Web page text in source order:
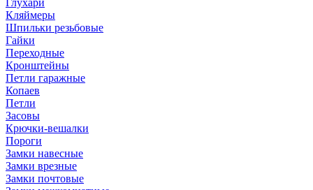
Глухари
Кляймеры
Шпильки резьбовые
Гайки
Переходные
Кронштейны
Петли гаражные
Копаев
Петли
Засовы
Крючки-вешалки
Пороги
Замки навесные
Замки врезные
Замки почтовые